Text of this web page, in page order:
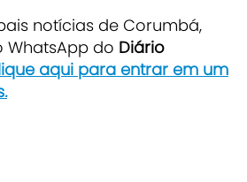
notícias de Corumbá,
WhatsApp do Diário
aqui para entrar em um
.